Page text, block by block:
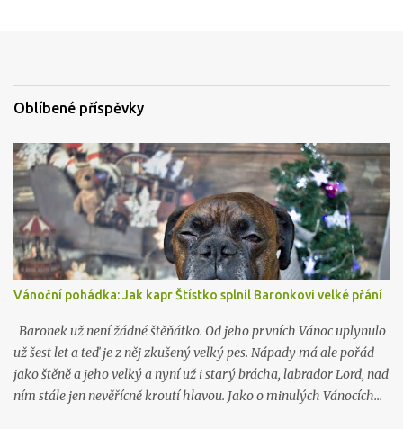
a
Oblíbené příspěvky
Vánoční pohádka: Jak kapr Štístko splnil Baronkovi velké přání
Baronek už není žádné štěňátko. Od jeho prvních Vánoc uplynulo
už šest let a teď je z něj zkušený velký pes. Nápady má ale pořád
jako štěně a jeho velký a nyní už i starý brácha, labrador Lord, nad
ním stále jen nevěřícně kroutí hlavou. Jako o minulých Vánocích…